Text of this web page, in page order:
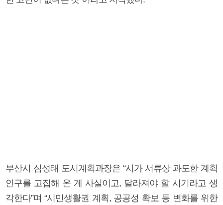
부산시 심성태 도시계획과장은 “시가 서류상 과도한 계획
인구를 고집해 온 게 사실이고, 달라져야 할 시기라고 생
각한다”며 “시민생활권 계획, 공공성 확보 등 변화를 위한